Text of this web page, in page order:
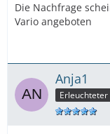
Die Nachfrage
Vario angeboten
Anja1
Erleuchteter